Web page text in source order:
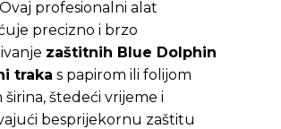
profesionalni alat
precizno i brzo
zaštitnih Blue Dolphin
traka s papirom ili folijom
širina, štedeći vrijeme i
besprijekornu zaštitu